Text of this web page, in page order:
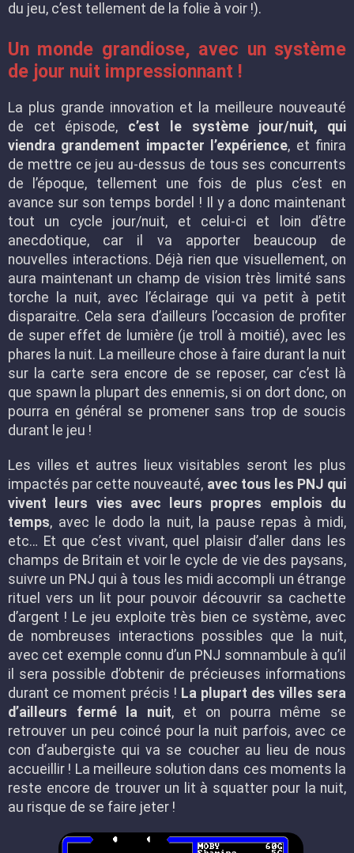
du jeu, c’est tellement de la folie à voir !).
Un monde grandiose, avec un système
de jour nuit impressionnant !
La plus grande innovation et la meilleure nouveauté
de cet épisode, c’est le système jour/nuit, qui
viendra grandement impacter l’expérience, et finira
de mettre ce jeu au-dessus de tous ses concurrents
de l’époque, tellement une fois de plus c’est en
avance sur son temps bordel ! Il y a donc maintenant
tout un cycle jour/nuit, et celui-ci et loin d’être
anecdotique, car il va apporter beaucoup de
nouvelles interactions. Déjà rien que visuellement, on
aura maintenant un champ de vision très limité sans
torche la nuit, avec l’éclairage qui va petit à petit
disparaitre. Cela sera d’ailleurs l’occasion de profiter
de super effet de lumière (je troll à moitié), avec les
phares la nuit. La meilleure chose à faire durant la nuit
sur la carte sera encore de se reposer, car c’est là
que spawn la plupart des ennemis, si on dort donc, on
pourra en général se promener sans trop de soucis
durant le jeu !
Les villes et autres lieux visitables seront les plus
impactés par cette nouveauté, avec tous les PNJ qui
vivent leurs vies avec leurs propres emplois du
temps, avec le dodo la nuit, la pause repas à midi,
etc… Et que c’est vivant, quel plaisir d’aller dans les
champs de Britain et voir le cycle de vie des paysans,
suivre un PNJ qui à tous les midi accompli un étrange
rituel vers un lit pour pouvoir découvrir sa cachette
d’argent ! Le jeu exploite très bien ce système, avec
de nombreuses interactions possibles que la nuit,
avec cet exemple connu d’un PNJ somnambule à qu’il
il sera possible d’obtenir de précieuses informations
durant ce moment précis ! La plupart des villes sera
d’ailleurs fermé la nuit, et on pourra même se
retrouver un peu coincé pour la nuit parfois, avec ce
con d’aubergiste qui va se coucher au lieu de nous
accueillir ! La meilleure solution dans ces moments la
reste encore de trouver un lit à squatter pour la nuit,
au risque de se faire jeter !